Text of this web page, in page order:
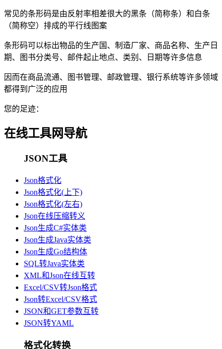
常见的条形码是由反射率相差很大的黑条（简称条）和白条
（简称空）排成的平行线图案
条形码可以标出物品的生产国、制造厂家、商品名称、生产日
期、图书分类号、邮件起止地点、类别、日期等许多信息
因而在商品流通、图书管理、邮政管理、银行系统等许多领域
都得到广泛的应用
您的足迹：
在线工具网导航
JSON工具
Json格式化
Json格式化(上下)
Json格式化(左右)
Json在线压缩转义
Json生成C#实体类
Json生成Java实体类
Json生成Go结构体
SQL转Java实体类
XML和Json在线互转
Excel/CSV转Json格式
Json转Excel/CSV格式
JSON和GET参数互转
JSON转YAML
格式化转换